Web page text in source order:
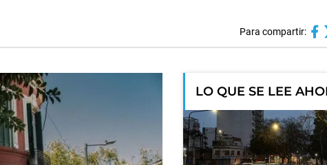
Para compartir:
LO QUE SE LEE